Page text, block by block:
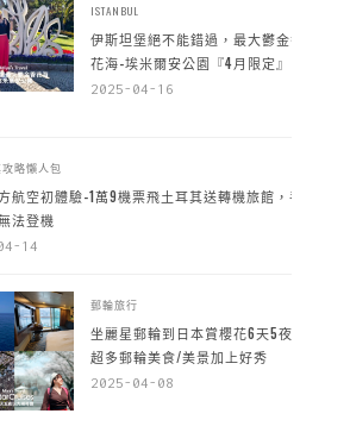
ISTANBUL
伊斯坦堡絕不能錯過，最大鬱金香
花海-埃米爾安公園『4月限定』
2025-04-16
略懶人包
航空初體驗-1萬9機票飛土耳其送轉機旅館，手
法登機
14
郵輪旅行
坐麗星郵輪到日本賞櫻花6天5夜，
超多郵輪美食/美景加上好秀
2025-04-08